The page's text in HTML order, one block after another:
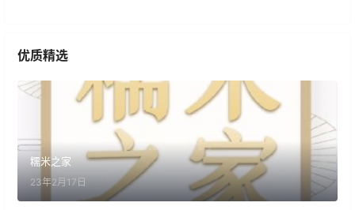
优质精选
糯米之家
23年2月17日